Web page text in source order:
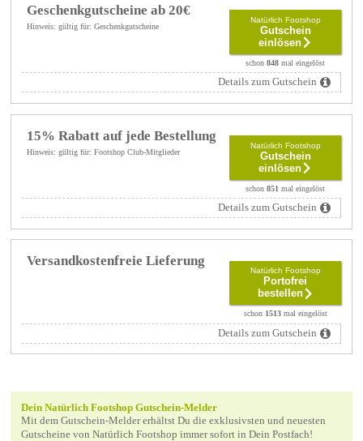
Geschenkgutscheine ab 20€
Hinweis: gültig für: Geschenkgutscheine
Natürlich Footshop
Gutschein
einlösen
schon848 mal eingelöst
Details zum Gutschein
15% Rabatt auf jede Bestellung
Hinweis: gültig für: Footshop Club-Mitglieder
Natürlich Footshop
Gutschein
einlösen
schon851 mal eingelöst
Details zum Gutschein
Versandkostenfreie Lieferung
Natürlich Footshop
Portofrei
bestellen
schon 1513mal eingelöst
Details zum Gutschein
Dein Natürlich Footshop Gutschein-Melder
Mit dem Gutschein-Melder erhältst Du die exklusivsten und neuesten
Gutscheine von Natürlich Footshop immer sofort in Dein Postfach!